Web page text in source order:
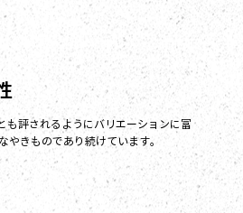
も評されるようにバリエーションに富
やきものであり続けています。